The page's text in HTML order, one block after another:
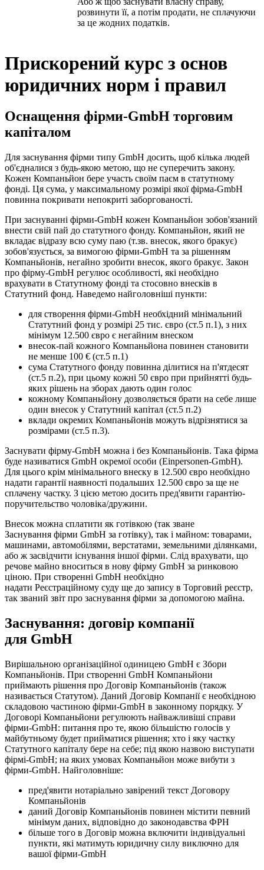
розвинути її, а потім продати, не сплачуючи
за це жодних податків.
Прискорений курс з основ
юридичних норм і правил
Оснащення фірми-GmbH торговим
капіталом
Для заснування фірми типу GmbH досить, щоб кілька людей
об'єдналися з будь-якою метою, що не суперечить закону.
Кожен Компаньйон бере участь своїм паєм в статутному
фонді. Ця сума, у максимальному розмірі якої фірма-GmbH
повинна покривати непокриті заборгованості.
При заснуванні фірми-GmbH кожен Компаньйон зобов'язаний
внести свій пай до статутного фонду. Компаньйон, який не
вкладає відразу всю суму паю (т.зв. внесок, якого бракує)
зобов'язується, за вимогою фірми-GmbH та за рішенням
Компаньйонів, негайно зробити внесок, якого бракує. Закон
про фірму-GmbH регулює особливості, які необхідно
врахувати в Статутному фонді та стосовно внесків в
Статутний фонд. Наведемо найголовніші пункти:
для створення фірми-GmbH необхідний мінімальний
Статутний фонд у розмірі 25 тис. євро (ст.5 п.1), з них
мінімум 12.500 євро є негайним внеском
внесок-пай кожного Компаньйона повинен становити
не менше 100 € (ст.5 п.1)
сума Статутного фонду повинна ділитися на п'ятдесят
(ст.5 п.2), при цьому кожні 50 євро при прийнятті будь-
яких рішень на зборах дають один голос
кожному Компаньйону дозволяється брати на себе лише
один внесок у Статутний капітал (ст.5 п.2)
вклади окремих Компаньйонів можуть відрізнятися за
розмірами (ст.5 п.3).
Заснувати фірму-GmbH можна і без Компаньйонів. Така фірма
буде називатися GmbH окремої особи (Einpersonen-GmbH).
Для цього крім мінімального внеску в 12.500 євро необхідно
надати гарантії наявності подальших 12.500 євро за ще не
сплачену частку. З цією метою досить пред'явити гарантію-
поручительство чоловіка/дружини.
Внесок можна сплатити як готівкою (так зване
Заснування фірми GmbH за готівку), так і майном: товарами,
машинами, автомобілями, верстатами, земельними ділянками,
або ж засвідчити існування іншої фірми. Слід врахувати, що
речове майно вноситься в нову фірму GmbH за ринковою
ціною. При створенні GmbH необхідно
надати Реєстраційному суду ще до запису в Торговий реєстр,
так званий звіт про заснування фірми за допомогою майна.
Заснування: договір компанії
для GmbH
Вирішальною організаційної одиницею GmbH є Збори
Компаньйонів. При створенні GmbH Компаньйони
приймають рішення про Договір Компаньйонів (також
називається Статутом). Даний Договір Компанії є необхідною
складовою частиною фірми-GmbH в законному порядку. У
Договорі Компаньйони регулюють найважливіші справи
фірми-GmbH: питання про те, якою більшістю голосів у
майбутньому будeт прийматися рішення; хто і яку частку
Статутного капіталу бере на себе; під якою назвою виступати
фірмі-GmbH; на яких умовах Компаньйон може вибути з
фірми-GmbH. Найголовніше:
пред'явити нотаріально завірений текст Договору
Компаньйонів
даний Договір Компаньйонів повинен містити певний
мінімум даних, відповідно до законодавства ФРН
більше того в Договір можна включити індивідуальні
пункти, які матимуть юридичну силу виключно для
вашої фірми-GmbH